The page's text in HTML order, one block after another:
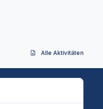
Alle Aktivitäten